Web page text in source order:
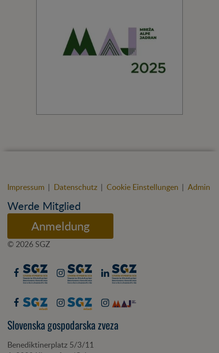
Impressum | Datenschutz | Cookie Einstellungen | Admin
Werde Mitglied
Anmeldung
© 2026 SGZ
Slovenska gospodarska zveza
Benediktinerplatz 5/3/11